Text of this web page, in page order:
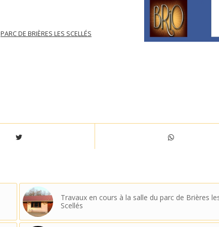
PARC DE BRIÈRES LES SCELLÉS
Travaux en cours à la salle du parc de Brières
Scellés